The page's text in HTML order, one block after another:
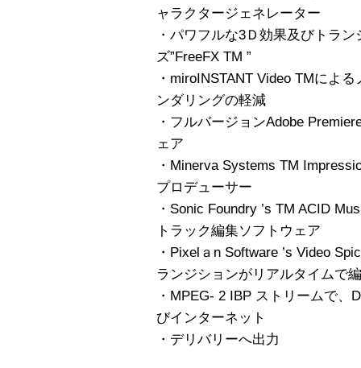
ャラクタージェネレーター
・パワフルな3Ｄ効果及びトラ
ズ”FreeFX TM ”
・miroINSTANT Video TMによ
ンダリングの軽減
・フルバージョンAdobe
ェア
・Minerva Systems TM
プロデューサー
・Sonic Foundry ’s TM ACID
トラック編集ソフトウェア
・Pixelａn Software ’s Video
ランジションがリアルタイムで
・MPEG- 2 IBP ストリームで
びインターネット
・デリバリーへ出力